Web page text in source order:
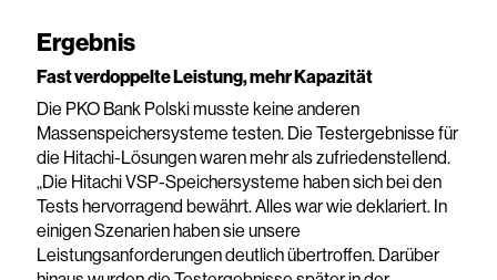
Ergebnis
Fast verdoppelte Leistung, mehr Kapazität
Die PKO Bank Polski musste keine anderen
Massenspeichersysteme testen. Die Testergebnisse für
die Hitachi-Lösungen waren mehr als zufriedenstellend.
„Die Hitachi VSP-Speichersysteme haben sich bei den
Tests hervorragend bewährt. Alles war wie deklariert. In
einigen Szenarien haben sie unsere
Leistungsanforderungen deutlich übertroffen. Darüber